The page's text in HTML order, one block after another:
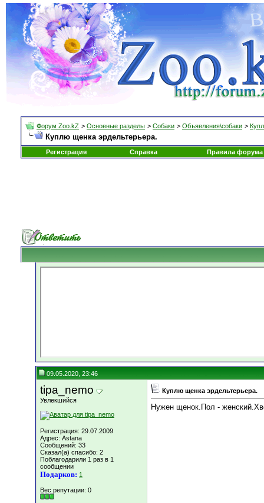
Форум Zoo.kZ > Основные разделы > Собаки > Объявления\собаки >
Куплю щенка эрдельтерьера.
Регистрация Справка Правила форума
09.05.2020, 23:46
tipa_nemo
Увлекшийся
Регистрация: 29.07.2009
Адрес: Astana
Сообщений: 33
Сказал(а) спасибо: 2
Поблагодарили 1 раз в 1
сообщении
Подарков: 1
Вес репутации: 0
Куплю щенка эрдельтерьера.
Нужен щенок.Пол -